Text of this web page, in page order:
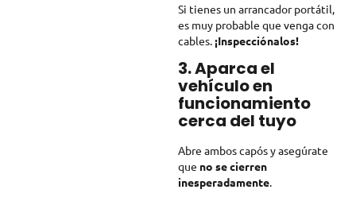
Si tienes un arrancador portátil,
es muy probable que venga con
cables.¡Inspecciónalos!
3. Aparca el
vehículo en
funcionamiento
cerca del tuyo
Abre ambos capós y asegúrate
que no se cierren
inesperadamente.